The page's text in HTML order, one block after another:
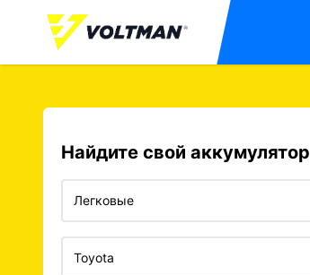
Найдите свой аккумулятор